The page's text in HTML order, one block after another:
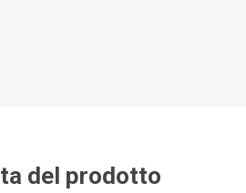
del prodotto